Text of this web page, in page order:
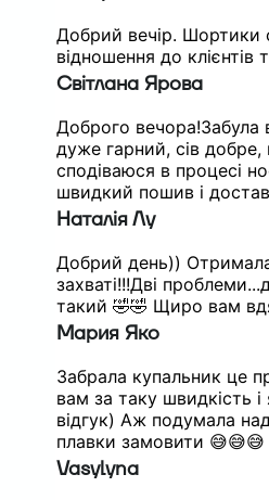
Добрий вечір. Шортики
відношення до клієнтів
Світлана Ярова
Доброго вечора!Забула
дуже гарний, сів
сподіваюся в процесі
швидкий пошив і
Наталія Лу
Добрий день))
захваті!!!Дві
такий 🤣🤣 Щиро вам
Мария Яко
Забрала купальник це
вам за таку швидкість
відгук) Аж подумала
плавки замовити 😅😅😅
Vasylyna